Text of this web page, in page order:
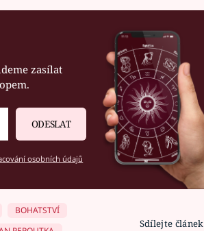
zasílat
ODESLAT
osobních údajů
Sdílejte článek
BOHATSTVÍ